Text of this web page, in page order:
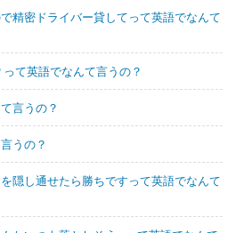
精密ドライバー貸してって英語でなんて
て英語でなんて言うの？
言うの？
うの？
隠し通せたら勝ちですって英語でなんて